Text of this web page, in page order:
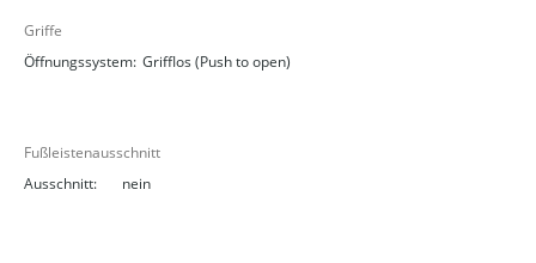
Griffe
Öffnungssystem: Grifflos (Push to open)
Fußleistenausschnitt
Ausschnitt:
nein